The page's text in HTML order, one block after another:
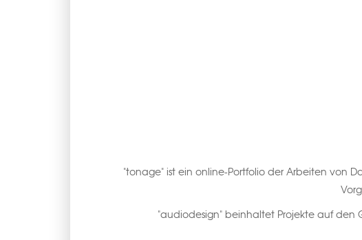
"tonage" ist ein online-Portfolio der Arbeiten von
"audiodesign" beinhaltet Projekte auf den